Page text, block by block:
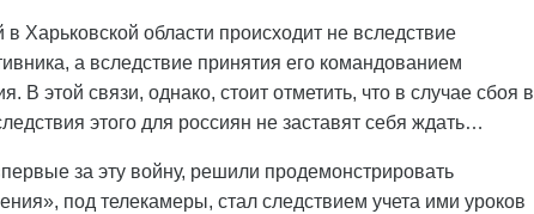
Харьковской области происходит не вследствие
а вследствие принятия его командованием
В этой связи, однако, стоит отметить, что в случае сбоя в
этого для россиян не заставят себя ждать…
за эту войну, решили продемонстрировать
под телекамеры, стал следствием учета ими уроков